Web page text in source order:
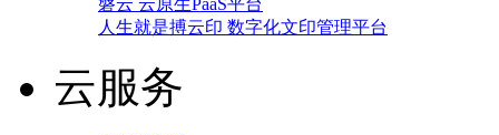
磐云 云原生PaaS平台
人生就是搏云印 数字化文印管理平台
云服务